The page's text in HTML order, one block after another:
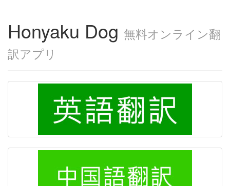
Honyaku Dog 無料オンライン翻
訳アプリ